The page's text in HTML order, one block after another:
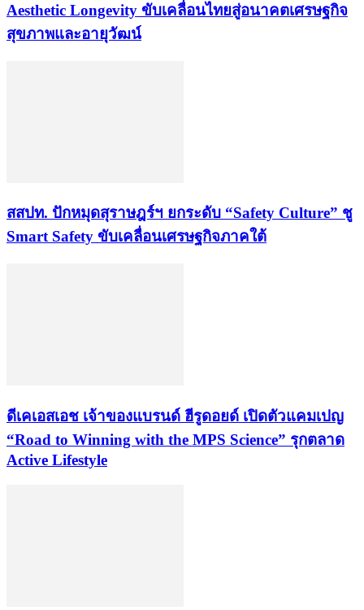
Aesthetic Longevity ขับเคลื่อนไทยสู่อนาคตเศรษฐกิจ
สุขภาพและอายุวัฒน์
สสปท. ปักหมุดสุราษฎร์ฯ ยกระดับ “Safety Culture” ชู
Smart Safety ขับเคลื่อนเศรษฐกิจภาคใต้
ดีเคเอสเอช เจ้าของแบรนด์ ฮีรูดอยด์ เปิดตัวแคมเปญ
“Road to Winning with the MPS Science” รุกตลาด
Active Lifestyle